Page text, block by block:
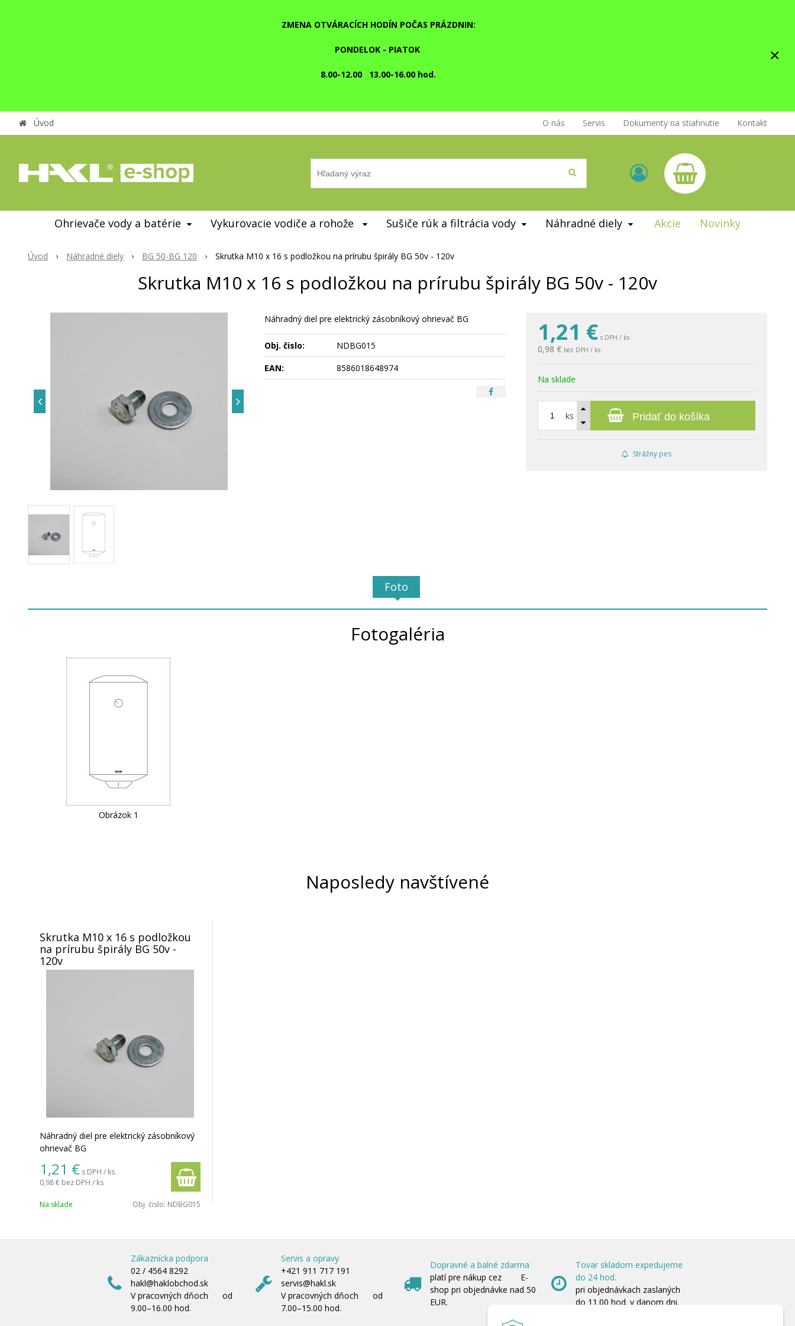
ZMENA OTVÁRACÍCH HODÍN POČAS PRÁZDNIN:
PONDELOK - PIATOK
8.00-12.00 13.00-16.00 hod.
×
Úvod O nás Servis Dokumenty na stiahnutie Kontakt
Ohrievače vody a batérie Vykurovacie vodiče a rohože Sušiče rúk a filtrácia vody Náhradné diely Akcie Novinky
Úvod Náhradné diely BG 50-BG 120 Skrutka M10 x 16 s podložkou na prírubu špirály BG 50v - 120v
Skrutka M10 x 16 s podložkou na prírubu špirály BG 50v - 120v
1,21 € s DPH / ks
0,98 € bez DPH / ks
Na sklade
ks Pridať do košíka
Strážny pes
Náhradný diel pre elektrický zásobníkový ohrievač BG
Obj. čislo:
NDBG015
EAN:
8586018648974
Foto
Fotogaléria
Obrázok 1
Naposledy navštívené
Skrutka M10 x 16 s podložkou
na prírubu špirály BG 50v -
120v
Náhradný diel pre elektrický zásobníkový
ohrievač BG
1,21 € s DPH / ks
0,98 € bez DPH / ks
Na sklade Obj. čislo: NDBG015
Zákaznícka podpora
02 / 4564 8292
hakl@haklobchod.sk
V pracovných dňoch od
9.00–16.00 hod.
Servis a opravy
+421 911 717 191
servis@hakl.sk
V pracovných dňoch od
7.00–15.00 hod.
Dopravné a balné zdarma
platí pre nákup cez E-
shop pri objednávke nad 50
EUR.
Tovar skladom expedujeme
do 24 hod.
pri objednávkach zaslaných
do 11.00 hod. v danom dni.